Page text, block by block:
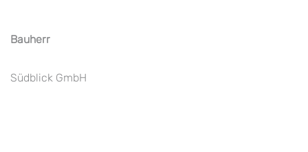
Bauherr
Südblick GmbH